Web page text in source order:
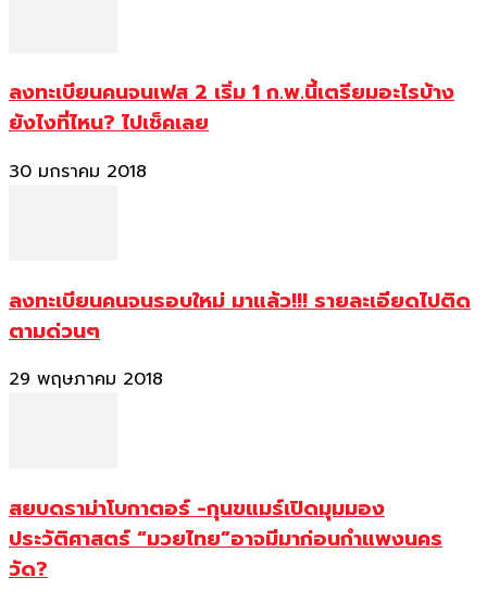
ลงทะเบียนคนจนเฟส 2 เริ่ม 1 ก.พ.นี้เตรียมอะไรบ้าง
ยังไงที่ไหน? ไปเช็คเลย
30 มกราคม 2018
ลงทะเบียนคนจนรอบใหม่ มาแล้ว!!! รายละเอียดไปติด
ตามด่วนๆ
29 พฤษภาคม 2018
สยบดราม่าโบกาตอร์ -กุนขแมร์เปิดมุมมอง
ประวัติศาสตร์ “มวยไทย”อาจมีมาก่อนกำแพงนคร
วัด?